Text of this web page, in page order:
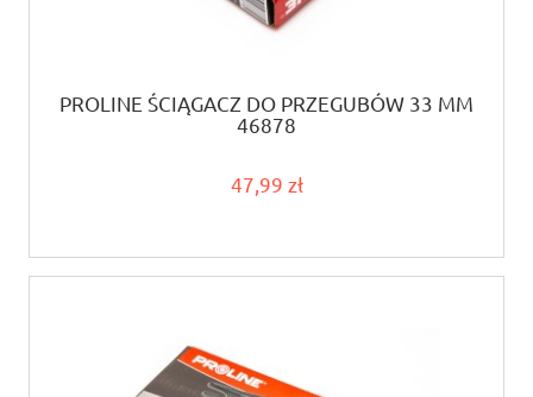
PROLINE ŚCIĄGACZ DO PRZEGUBÓW 33 MM
46878
47,99 zł